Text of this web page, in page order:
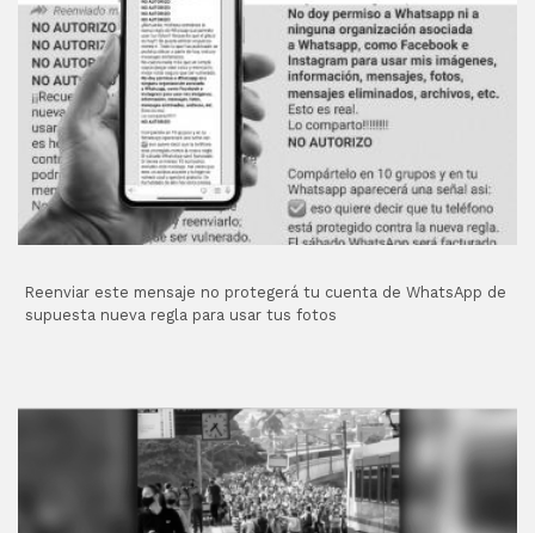
Reenviar este mensaje no protegerá tu cuenta de WhatsApp de
supuesta nueva regla para usar tus fotos